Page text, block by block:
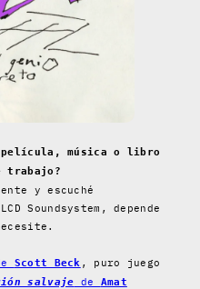
película, música o libro
trabajo?
y escuché
Soundsystem, depende
Scott Beck , puro juego
salvaje de Amat